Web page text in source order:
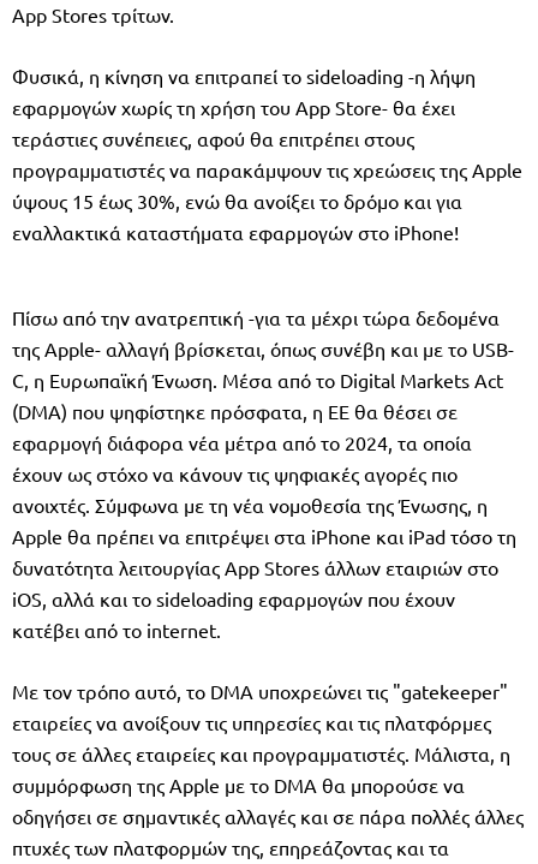
App Stores τρίτων.
Φυσικά, η κίνηση να επιτραπεί το sideloading -η λήψη
εφαρμογών χωρίς τη χρήση του App Store- θα έχει
τεράστιες συνέπειες, αφού θα επιτρέπει στους
προγραμματιστές να παρακάμψουν τις χρεώσεις της Apple
ύψους 15 έως 30%, ενώ θα ανοίξει το δρόμο και για
εναλλακτικά καταστήματα εφαρμογών στο iPhone!
Πίσω από την ανατρεπτική -για τα μέχρι τώρα δεδομένα
της Apple- αλλαγή βρίσκεται, όπως συνέβη και με το USB-
C, η Ευρωπαϊκή Ένωση. Μέσα από το Digital Markets Act
(DMA) που ψηφίστηκε πρόσφατα, η ΕΕ θα θέσει σε
εφαρμογή διάφορα νέα μέτρα από το 2024, τα οποία
έχουν ως στόχο να κάνουν τις ψηφιακές αγορές πιο
ανοιχτές. Σύμφωνα με τη νέα νομοθεσία της Ένωσης, η
Apple θα πρέπει να επιτρέψει στα iPhone και iPad τόσο τη
δυνατότητα λειτουργίας App Stores άλλων εταιριών στο
iOS, αλλά και το sideloading εφαρμογών που έχουν
κατέβει από το internet.
Με τον τρόπο αυτό, το DMA υποχρεώνει τις "gatekeeper"
εταιρείες να ανοίξουν τις υπηρεσίες και τις πλατφόρμες
τους σε άλλες εταιρείες και προγραμματιστές. Μάλιστα, η
συμμόρφωση της Apple με το DMA θα μπορούσε να
οδηγήσει σε σημαντικές αλλαγές και σε πάρα πολλές άλλες
πτυχές των πλατφορμών της, επηρεάζοντας και τα